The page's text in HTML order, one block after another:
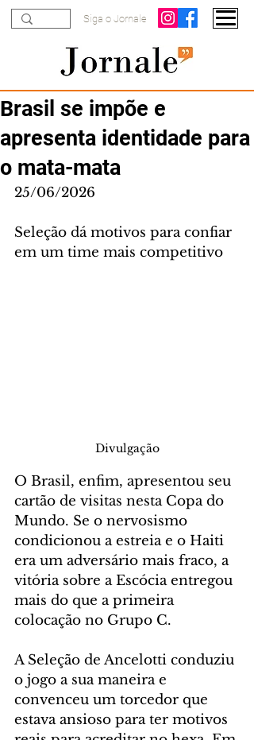
Siga o Jornale
Brasil se impõe e
apresenta identidade para
o mata-mata
25/06/2026
Seleção dá motivos para confiar
em um time mais competitivo
Divulgação
O Brasil, enfim, apresentou seu
cartão de visitas nesta Copa do
Mundo. Se o nervosismo
condicionou a estreia e o Haiti
era um adversário mais fraco, a
vitória sobre a Escócia entregou
mais do que a primeira
colocação no Grupo C.
A Seleção de Ancelotti conduziu
o jogo a sua maneira e
convenceu um torcedor que
estava ansioso para ter motivos